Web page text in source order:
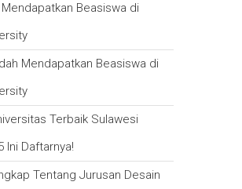
Beasiswa di
Mendapatkan Beasiswa di
Terbaik Sulawesi
Ini Daftarnya!
Tentang Jurusan Desain